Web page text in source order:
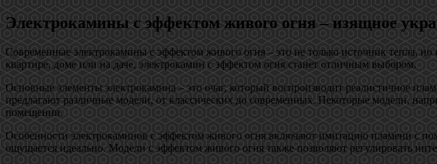
Электрокамины с эффектом живого огня – изящное
Современные электрокамины с эффектом живого огня – это не только источник тепла,
квартире, доме или на даче, электрокамин с эффектом огня станет отличным выбором.
Основные элементы электрокамина – это очаг, который воспроизводит реалистичное
предлагают различные модели, от классических до современных. Некоторые модели,
помещении.
Особенности электрокаминов с эффектом живого огня включают имитацию пламени с
ощущается идеально. Модели с эффектом живого огня также позволяют регулировать